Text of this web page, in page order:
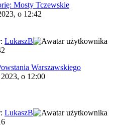
Mosty Tczewskie
o 12:42
LukaszB
Warszawskiego
o 12:00
LukaszB